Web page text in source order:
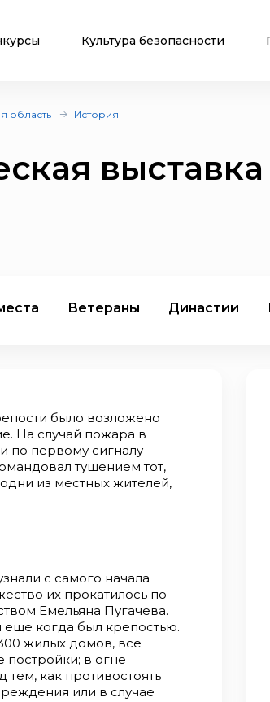
Культура безопасности
область История
Ветераны Династии
было возложено
На случай пожара в
по первому сигналу
тушением тот,
из местных жителей,
с самого начала
их прокатилось по
Емельяна Пугачева.
еще когда был крепостью.
жилых домов, все
постройки; в огне
тем, как противостоять
или в случае